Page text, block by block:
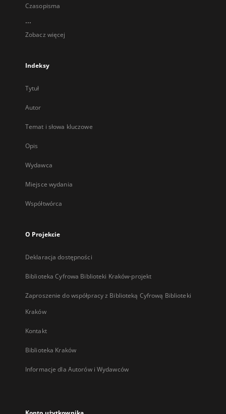
Czasopisma
...
Zobacz więcej
Indeksy
Tytuł
Autor
Temat i słowa kluczowe
Opis
Wydawca
Miejsce wydania
Współtwórca
O Projekcie
Deklaracja dostępności
Biblioteka Cyfrowa Biblioteki Kraków-projekt
Zaproszenie do współpracy z Biblioteką Cyfrową Biblioteki
Kraków
Kontakt
Biblioteka Kraków
Informacje dla Autorów i Wydawców